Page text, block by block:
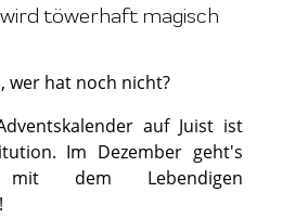
töwerhaft magisch
wer hat noch nicht?
auf Juist ist
Im Dezember geht's
dem Lebendigen